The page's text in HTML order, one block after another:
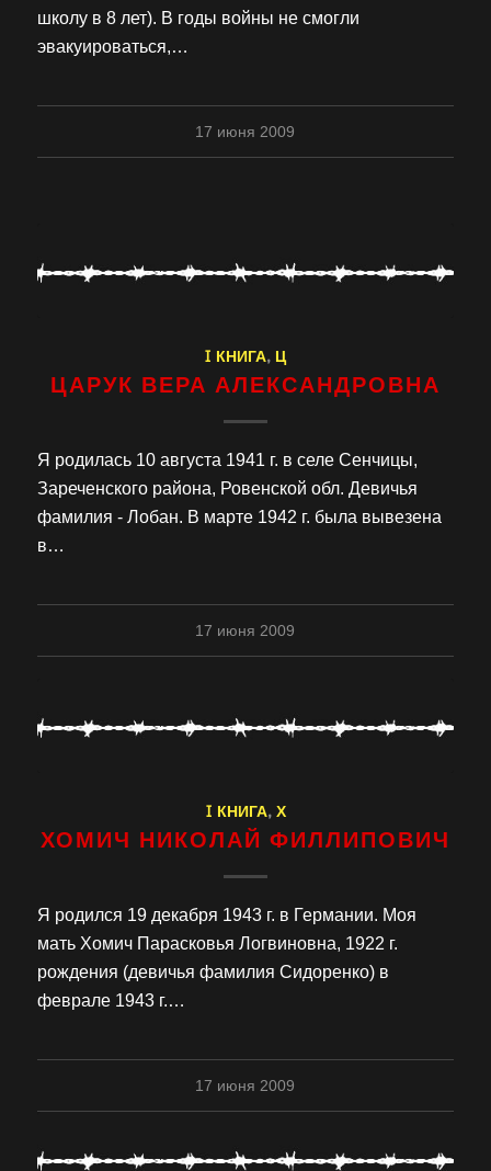
школу в 8 лет). В годы войны не смогли
эвакуироваться,…
17 июня 2009
I КНИГА, Ц
ЦАРУК ВЕРА АЛЕКСАНДРОВНА
Я родилась 10 августа 1941 г. в селе Сенчицы,
Зареченского района, Ровенской обл. Девичья
фамилия - Лобан. В марте 1942 г. была вывезена
в…
17 июня 2009
I КНИГА, Х
ХОМИЧ НИКОЛАЙ ФИЛЛИПОВИЧ
Я родился 19 декабря 1943 г. в Германии. Моя
мать Хомич Парасковья Логвиновна, 1922 г.
рождения (девичья фамилия Сидоренко) в
феврале 1943 г.…
17 июня 2009